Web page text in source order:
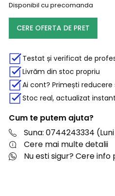
Disponibil cu precomanda
CERE OFERTA DE PRET
Testat și verificat de
Livrăm din stoc propriu
Ai cont? Primești
Stoc real, actualizat instant
Cum te putem ajuta?
Suna: 0744243334
Cere mai multe detalii
Nu esti sigur? Cere